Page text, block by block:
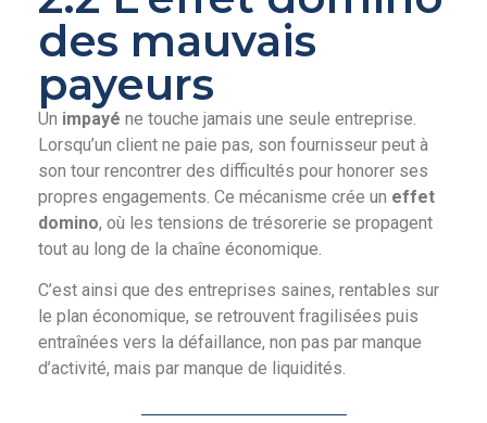
des mauvais
payeurs
Un impayé ne touche jamais une seule entreprise.
Lorsqu’un client ne paie pas, son fournisseur peut à
son tour rencontrer des difficultés pour honorer ses
propres engagements. Ce mécanisme crée un effet
domino, où les tensions de trésorerie se propagent
tout au long de la chaîne économique.
C’est ainsi que des entreprises saines, rentables sur
le plan économique, se retrouvent fragilisées puis
entraînées vers la défaillance, non pas par manque
d’activité, mais par manque de liquidités.